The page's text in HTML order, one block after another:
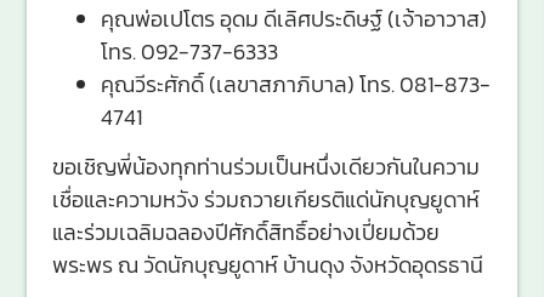
คุณพ่อเปโตร อุดม ดีเลิศประดิษฐ์ (เจ้าอาวาส)
โทร. 092-737-6333
คุณวีระศักดิ์ (เลขาสภาภิบาล) โทร. 081-873-
4741
ขอเชิญพี่น้องทุกท่านร่วมเป็นหนึ่งเดียวกันในความ
เชื่อและความหวัง ร่วมถวายเกียรติแด่นักบุญยูดาห์
และร่วมเฉลิมฉลองปีศักดิ์สิทธิ์อย่างเปี่ยมด้วย
พระพร ณ วัดนักบุญยูดาห์ บ้านดุง จังหวัดอุดรธานี